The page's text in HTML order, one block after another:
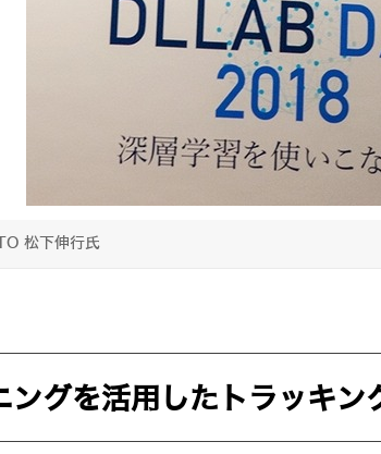
松下伸行氏
グを活用したトラッキン